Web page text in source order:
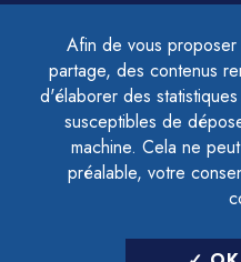
Afin de vous
partage, des contenus
d'élaborer des
susceptibles de
machine. Cela ne
préalable, votre
ACCESSIBILITÉ -
CONTACTER LE DÉLÉGUÉ
GESTION
LETTRE